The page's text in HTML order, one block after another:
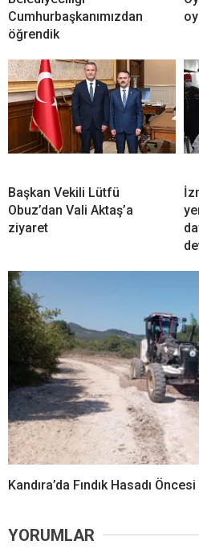
Cumhurbaşkanımızdan
öğrendik
Başkan Vekili Lütfü
Obuz’dan Vali Aktaş’a
ziyaret
Kandıra’da Fındık Hasadı
YORUMLAR